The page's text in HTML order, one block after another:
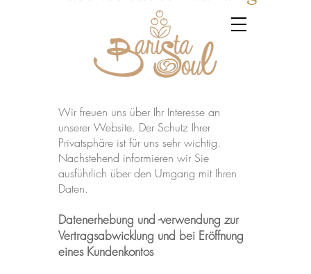
Wir freuen uns über Ihr Interesse an
unserer Website. Der Schutz Ihrer
Privatsphäre ist für uns sehr wichtig.
Nachstehend informieren wir Sie
ausführlich über den Umgang mit Ihren
Daten.
Datenerhebung und -verwendung zur
Vertragsabwicklung und bei Eröffnung
eines Kundenkontos